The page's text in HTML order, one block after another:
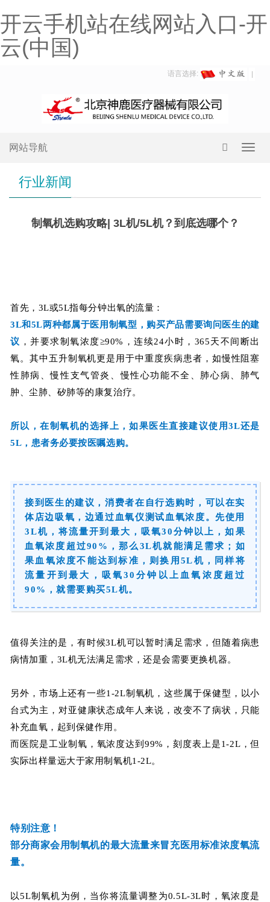
开云手机站在线网站入口-开
云(中国)
语言选择:
网站导航
行业新闻
制氧机选购攻略| 3L机/5L机？到底选哪个？
首先，3L或5L指每分钟出氧的流量：
3L和5L两种都属于医用制氧型，购买产品需要询问医生的建
议 ，并要求制氧浓度≥90%，连续24小时，365天不间断出
氧。其中五升制氧机更是用于中重度疾病患者， 如慢性阻塞
性肺病、慢性支气管炎、慢性心功能不全、肺心病、肺气
肿、尘肺、矽肺等的康复治疗。
所以，在制氧机的选择上，如果医生直接建议使用3L还是
5L，患者务必要按医嘱选购。
接到医生的建议，消费者在自行选购时，可以在实
体店边吸氧，边通过血氧仪测试血氧浓度。先使用
3L机，将流量开到最大，吸氧30分钟以上，如果
血氧浓度超过90%，那么3L机就能满足需求；如
果血氧浓度不能达到标准，则换用5L机，同样将
流量开到最大，吸氧30分钟以上血氧浓度超过
90%，就需要购买5L机。
值得关注的是，有时候3L机可以暂时满足需求，但随着病患
病情加重，3L机无法满足需求，还是会需要更换机器。
另外，市场上还有一些1-2L制氧机，这些属于保健型，以小
台式为主，对亚健康状态成年人来说，改变不了病状，只能
补充血氧，起到保健作用。
而医院是工业制氧，氧浓度达到99%，刻度表上是1-2L，但
实际出样量远大于家用制氧机1-2L。
特别注意！
部分商家会用制氧机的最大流量来冒充医用标准浓度氧流
量。
以5L制氧机为例，当你将流量调整为0.5L-3L时，氧浓度是